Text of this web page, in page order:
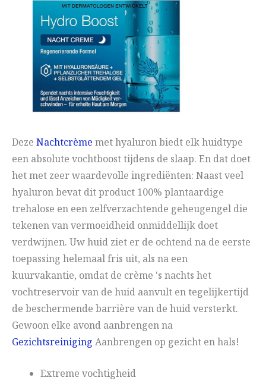
Deze Nachtcrème met hyaluron biedt elk huidtype
een absolute vochtboost tijdens de slaap. En dat doet
het met zeer waardevolle ingrediënten: Naast veel
hyaluron bevat dit product 100% plantaardige
trehalose en een zelfverzachtende geheugengel die
tekenen van vermoeidheid onmiddellijk doet
verdwijnen. Uw huid ziet er de ochtend na de eerste
toepassing helemaal fris uit, als na een
kuurvakantie, omdat de crème 's nachts het
vochtreservoir van de huid aanvult en tegelijkertijd
de beschermende barrière van de huid versterkt.
Gewoon elke avond aanbrengen na
Gezichtsreiniging Aanbrengen op gezicht en hals!
Extreme vochtigheid